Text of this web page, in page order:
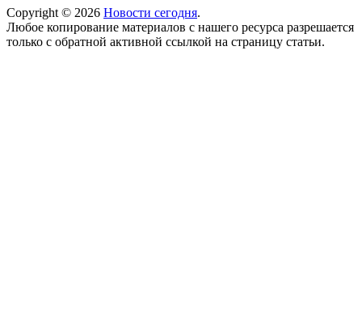
Copyright © 2026 Новости сегодня.
Любое копирование материалов с нашего ресурса разрешается
только с обратной активной ссылкой на страницу статьи.